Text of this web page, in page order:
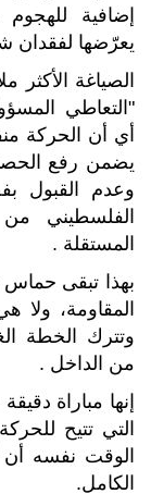
إضافية
يعرّضها لفقدان
الصياغة
"التعاطي
أي أن الحركة
يضمن رفع
وعدم القبول
الفلسطيني
المستقلة .
بهذا تبقى
المقاومة، ولا
وتترك الخطة
من الداخل .
إنها مباراة
التي تتيح
الوقت نفسه
الكامل.